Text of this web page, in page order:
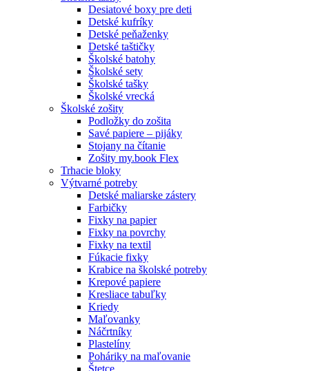
Desiatové boxy pre deti
Detské kufríky
Detské peňaženky
Detské taštičky
Školské batohy
Školské sety
Školské tašky
Školské vrecká
Školské zošity
Podložky do zošita
Savé papiere – pijáky
Stojany na čítanie
Zošity my.book Flex
Trhacie bloky
Výtvarné potreby
Detské maliarske zástery
Farbičky
Fixky na papier
Fixky na povrchy
Fixky na textil
Fúkacie fixky
Krabice na školské potreby
Krepové papiere
Kresliace tabuľky
Kriedy
Maľovanky
Náčrtníky
Plastelíny
Poháriky na maľovanie
Štetce